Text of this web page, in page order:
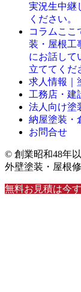
実況生中継
ください。
コラム ここ
装・屋根工
にお話して
立ててくだ
求人情報｜
工務店・建
法人向け塗
納屋塗装・
お問合せ
© 創業昭和48年
外壁塗装・屋根
無料お見積は今